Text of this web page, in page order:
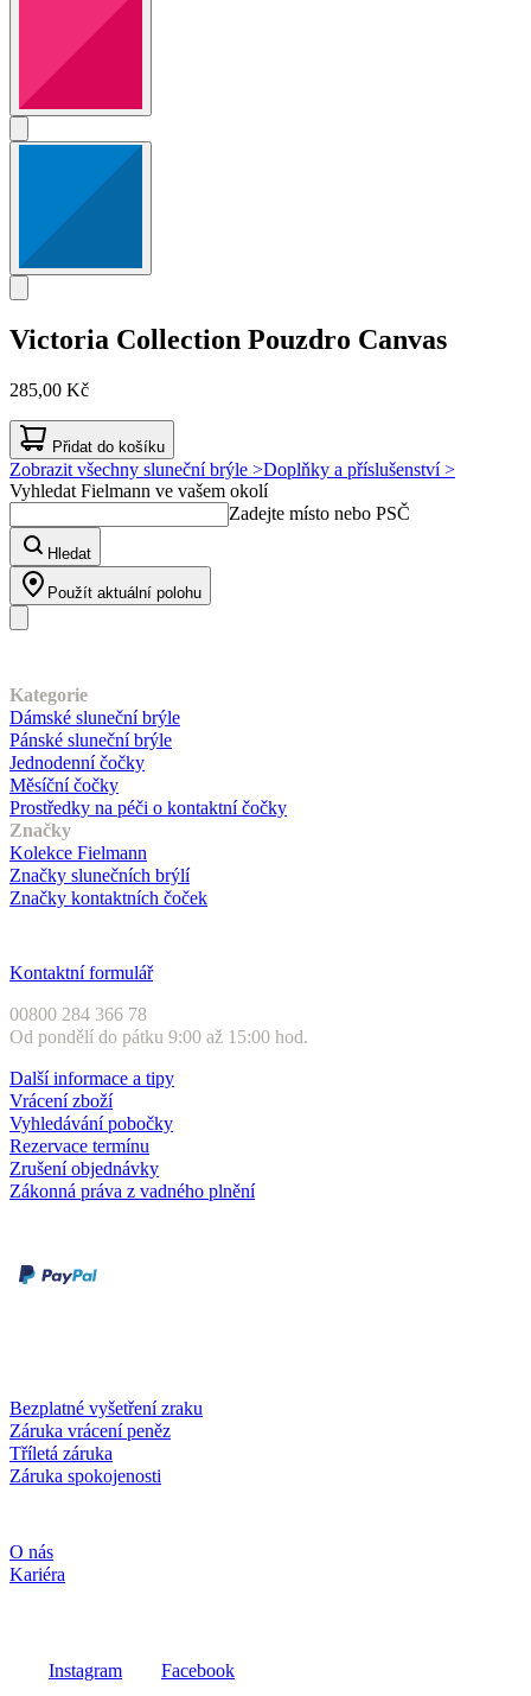
Victoria Collection Pouzdro Canvas
285,00 Kč
Přidat do košíku
Zobrazit všechny sluneční brýle >Doplňky a příslušenství >
Vyhledat Fielmann ve vašem okolí
Zadejte místo nebo PSČ
Hledat
Použít aktuální polohu
Kategorie
Dámské sluneční brýle
Pánské sluneční brýle
Jednodenní čočky
Měsíční čočky
Prostředky na péči o kontaktní čočky
Značky
Kolekce Fielmann
Značky slunečních brýlí
Značky kontaktních čoček
Kontaktní formulář
00800 284 366 78
Od pondělí do pátku 9:00 až 15:00 hod.
Další informace a tipy
Vrácení zboží
Vyhledávání pobočky
Rezervace termínu
Zrušení objednávky
Zákonná práva z vadného plnění
Bezplatné vyšetření zraku
Záruka vrácení peněz
Tříletá záruka
Záruka spokojenosti
O nás
Kariéra
Instagram Facebook